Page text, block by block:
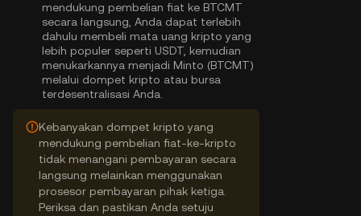
mendukung pembelian fiat ke BTCMT
secara langsung, Anda dapat terlebih
dahulu membeli mata uang kripto yang
lebih populer seperti USDT, kemudian
menukarkannya menjadi Minto (BTCMT)
melalui dompet kripto atau bursa
terdesentralisasi Anda.
Kebanyakan dompet kripto yang
mendukung pembelian fiat-ke-kripto
tidak menangani pembayaran secara
langsung melainkan menggunakan
prosesor pembayaran pihak ketiga.
Periksa dan pastikan Anda setuju